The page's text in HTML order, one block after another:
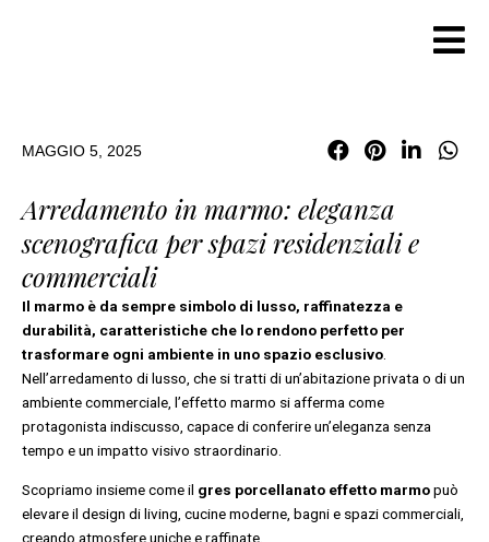
MAGGIO 5, 2025
Arredamento in marmo: eleganza
scenografica per spazi residenziali e
commerciali
Il marmo è da sempre simbolo di lusso, raffinatezza e
durabilità, caratteristiche che lo rendono perfetto per
trasformare ogni ambiente in uno spazio esclusivo
Nell’arredamento di lusso, che si tratti di un’abitazione privata o di un
ambiente commerciale, l’effetto marmo si afferma come
protagonista indiscusso, capace di conferire un’eleganza senza
tempo e un impatto visivo straordinario.
Scopriamo insieme come il gres porcellanato effetto marmopuò
elevare il design di living, cucine moderne, bagni e spazi commerciali,
creando atmosfere uniche e raffinate.